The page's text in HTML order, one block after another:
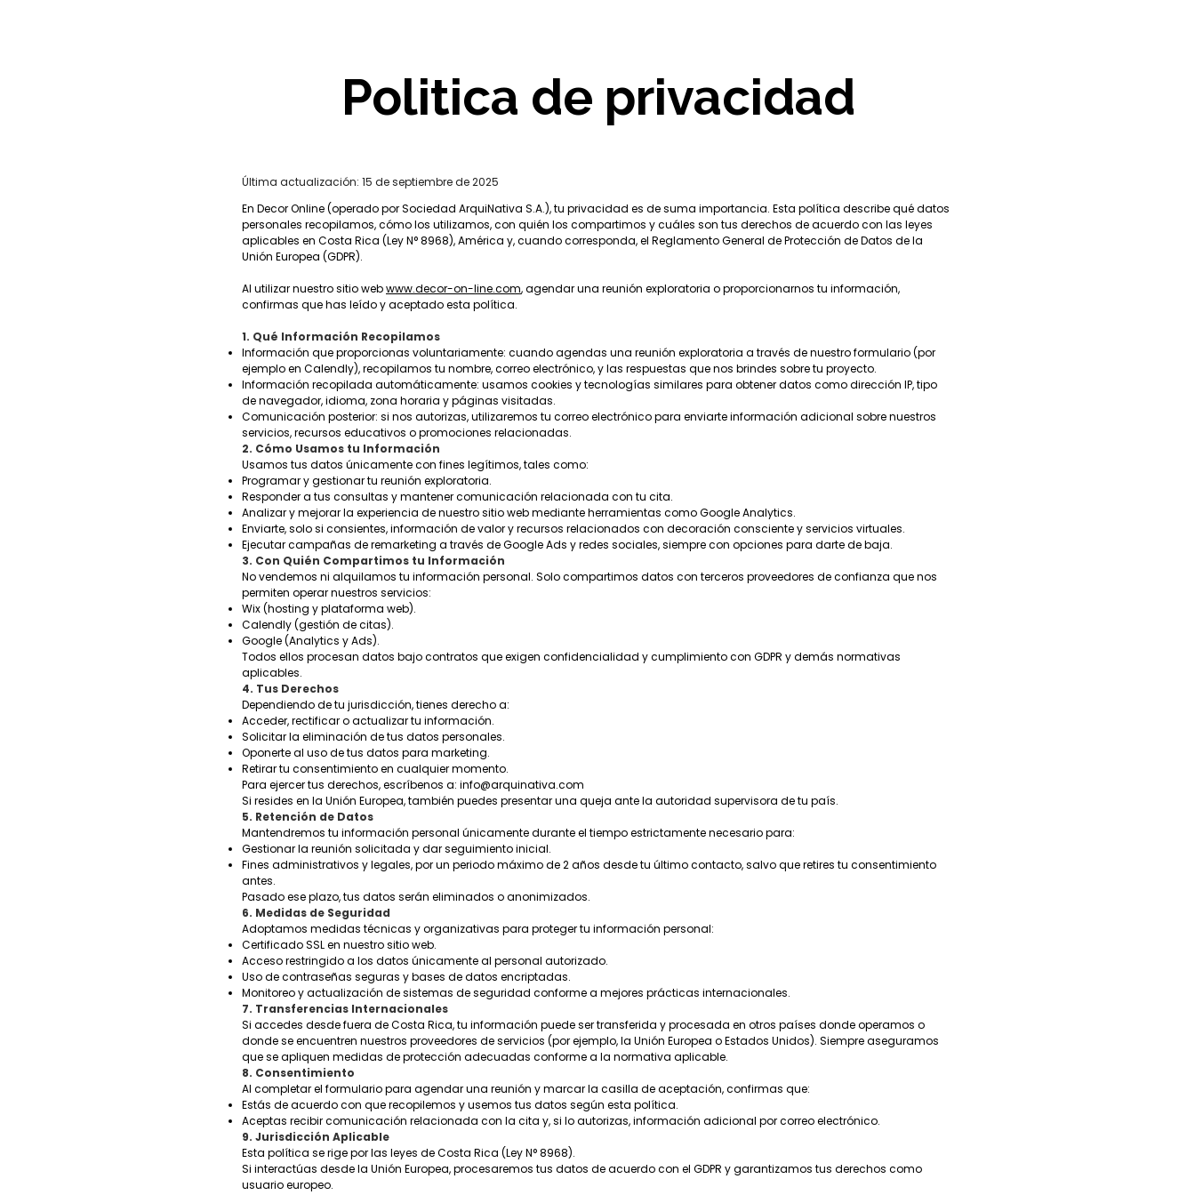
Politica de privacidad
Última actualización: 15 de septiembre de 2025
En Decor Online (operado por Sociedad ArquiNativa S.A.), tu privacidad es de suma importancia. Esta política describe qué datos
personales recopilamos, cómo los utilizamos, con quién los compartimos y cuáles son tus derechos de acuerdo con las leyes
aplicables en Costa Rica (Ley N° 8968), América y, cuando corresponda, el Reglamento General de Protección de Datos de la
Unión Europea (GDPR).
Al utilizar nuestro sitio webwww.decor-on-line.com, agendar una reunión exploratoria o proporcionarnos tu información,
confirmas que has leído y aceptado esta política.
1. Qué Información Recopilamos
Información que proporcionas voluntariamente: cuando agendas una reunión exploratoria a través de nuestro formulario (por
ejemplo en Calendly), recopilamos tu nombre, correo electrónico, y las respuestas que nos brindes sobre tu proyecto.
Información recopilada automáticamente: usamos cookies y tecnologías similares para obtener datos como dirección IP, tipo
de navegador, idioma, zona horaria y páginas visitadas.
Comunicación posterior: si nos autorizas, utilizaremos tu correo electrónico para enviarte información adicional sobre nuestros
servicios, recursos educativos o promociones relacionadas.
2. Cómo Usamos tu Información
Usamos tus datos únicamente con fines legítimos, tales como:
Programar y gestionar tu reunión exploratoria.
Responder a tus consultas y mantener comunicación relacionada con tu cita.
Analizar y mejorar la experiencia de nuestro sitio web mediante herramientas como Google Analytics.
Enviarte, solo si consientes, información de valor y recursos relacionados con decoración consciente y servicios virtuales.
Ejecutar campañas de remarketing a través de Google Ads y redes sociales, siempre con opciones para darte de baja.
3. Con Quién Compartimos tu Información
No vendemos ni alquilamos tu información personal. Solo compartimos datos con terceros proveedores de confianza que nos
permiten operar nuestros servicios:
Wix (hosting y plataforma web).
Calendly (gestión de citas).
Google (Analytics y Ads).
Todos ellos procesan datos bajo contratos que exigen confidencialidad y cumplimiento con GDPR y demás normativas
aplicables.
4. Tus Derechos
Dependiendo de tu jurisdicción, tienes derecho a:
Acceder, rectificar o actualizar tu información.
Solicitar la eliminación de tus datos personales.
Oponerte al uso de tus datos para marketing.
Retirar tu consentimiento en cualquier momento.
Para ejercer tus derechos, escríbenos a: info@arquinativa.com
Si resides en la Unión Europea, también puedes presentar una queja ante la autoridad supervisora de tu país.
5. Retención de Datos
Mantendremos tu información personal únicamente durante el tiempo estrictamente necesario para:
Gestionar la reunión solicitada y dar seguimiento inicial.
Fines administrativos y legales, por un periodo máximo de 2 años desde tu último contacto, salvo que retires tu consentimiento
antes.
Pasado ese plazo, tus datos serán eliminados o anonimizados.
6. Medidas de Seguridad
Adoptamos medidas técnicas y organizativas para proteger tu información personal:
Certificado SSL en nuestro sitio web.
Acceso restringido a los datos únicamente al personal autorizado.
Uso de contraseñas seguras y bases de datos encriptadas.
Monitoreo y actualización de sistemas de seguridad conforme a mejores prácticas internacionales.
7. Transferencias Internacionales
Si accedes desde fuera de Costa Rica, tu información puede ser transferida y procesada en otros países donde operamos o
donde se encuentren nuestros proveedores de servicios (por ejemplo, la Unión Europea o Estados Unidos). Siempre aseguramos
que se apliquen medidas de protección adecuadas conforme a la normativa aplicable.
8. Consentimiento
Al completar el formulario para agendar una reunión y marcar la casilla de aceptación, confirmas que:
Estás de acuerdo con que recopilemos y usemos tus datos según esta política.
Aceptas recibir comunicación relacionada con la cita y, si lo autorizas, información adicional por correo electrónico.
9. Jurisdicción Aplicable
Esta política se rige por las leyes de Costa Rica (Ley N° 8968).
Si interactúas desde la Unión Europea, procesaremos tus datos de acuerdo con el GDPR y garantizamos tus derechos como
usuario europeo.